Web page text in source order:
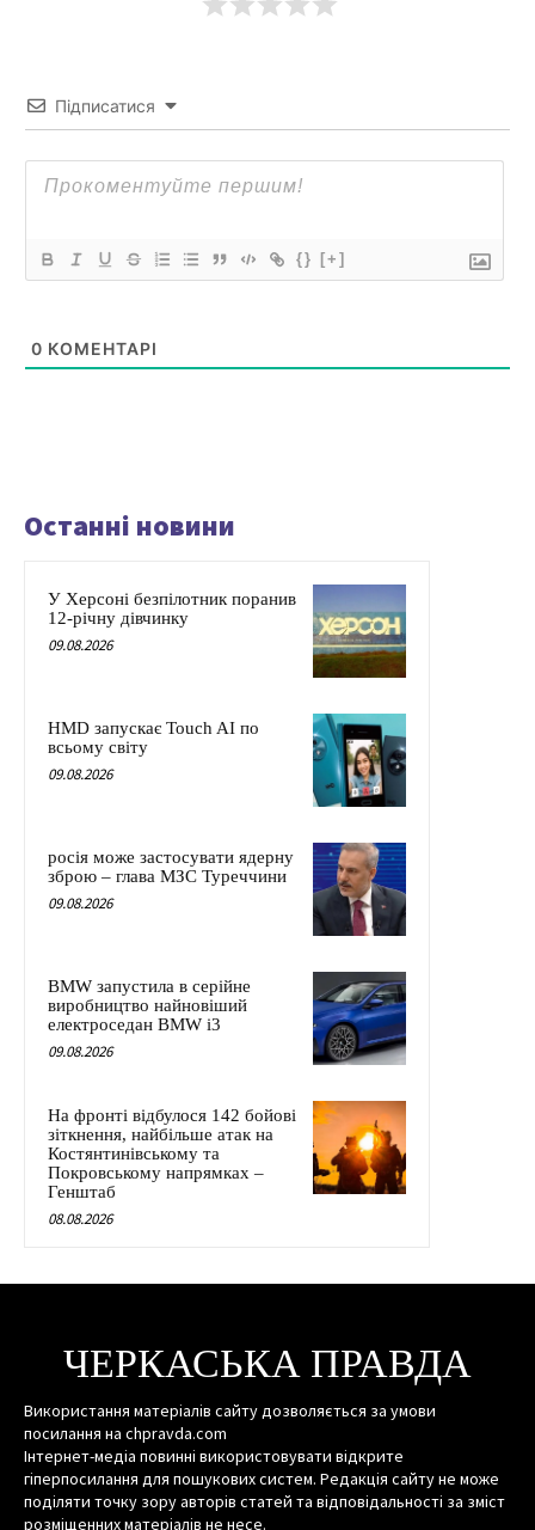
Підписатися
{} [+]
0 КОМЕНТАРІ
Останні новини
У Херсоні безпілотник поранив
12-річну дівчинку
09.08.2026
HMD запускає Touch AI по
всьому світу
09.08.2026
росія може застосувати ядерну
зброю – глава МЗС Туреччини
09.08.2026
BMW запустила в серійне
виробництво найновіший
електроседан BMW i3
09.08.2026
На фронті відбулося 142 бойові
зіткнення, найбільше атак на
Костянтинівському та
Покровському напрямках –
Генштаб
08.08.2026
ЧЕРКАСЬКА ПРАВДА
Використання матеріалів сайту дозволяється за умови
посилання на chpravda.com
Інтернет-медіа повинні використовувати відкрите
гіперпосилання для пошукових систем. Редакція сайту не може
поділяти точку зору авторів статей та відповідальності за зміст
розміщенних матеріалів не несе.